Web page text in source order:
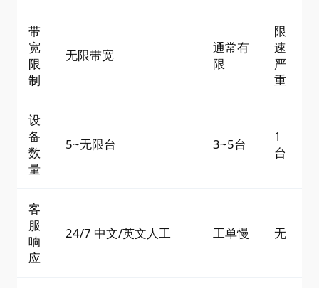
带
宽
限
制
无限带宽
通常有
限
限
速
严
重
设
备
数
量
5~无限台 3~5台
1
台
客
服
响
应
24/7 中文/英文人工 工单慢 无